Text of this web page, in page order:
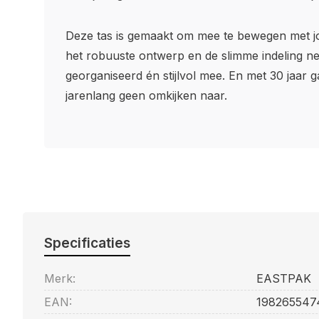
Deze tas is gemaakt om mee te bewegen met
het robuuste ontwerp en de slimme indeling
georganiseerd én stijlvol mee. En met 30 jaar
jarenlang geen omkijken naar.
Specificaties
Merk:
EASTPAK
EAN: